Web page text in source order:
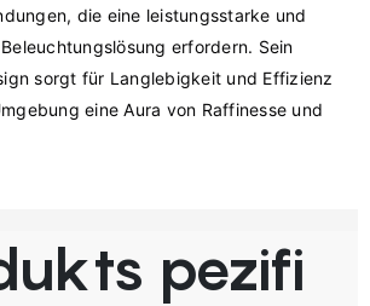
die eine leistungsstarke und
erfordern. Sein
sorgt für Langlebigkeit und Effizienz
eine Aura von Raffinesse und
pezifi